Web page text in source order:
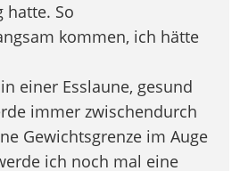
hatte. So
kommen, ich hätte
einer Esslaune, gesund
immer zwischendurch
Gewichtsgrenze im Auge
ich noch mal eine